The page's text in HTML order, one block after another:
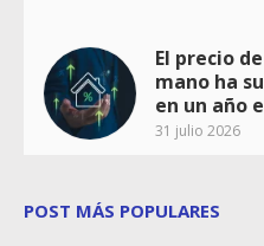
El precio
mano ha
en un año
31 julio 2026
POST MÁS POPULARES